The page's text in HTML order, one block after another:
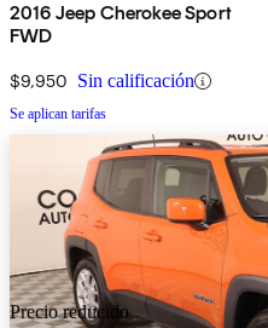
2016 Jeep Cherokee Sport
FWD
$9,950 Sin calificación
Se aplican tarifas
Precio reducido